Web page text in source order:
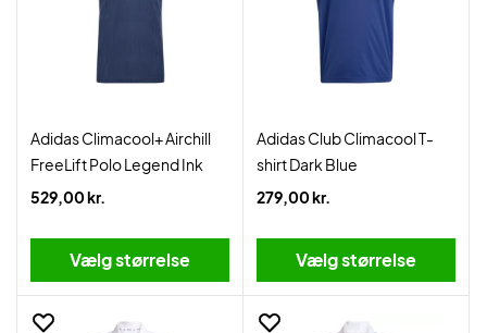
Adidas Climacool+ Airchill
FreeLift Polo Legend Ink
529,00 kr.
Vælg størrelse
Adidas Club Climacool T-
shirt Dark Blue
279,00 kr.
Vælg størrelse